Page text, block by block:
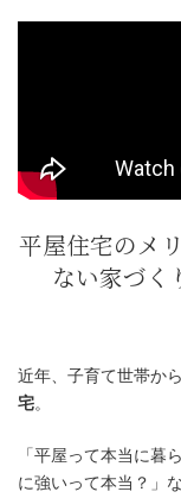
平屋住宅の
ない家
近年、子育て世帯か
宅。
「平屋って本当に暮
に強いって本当？」